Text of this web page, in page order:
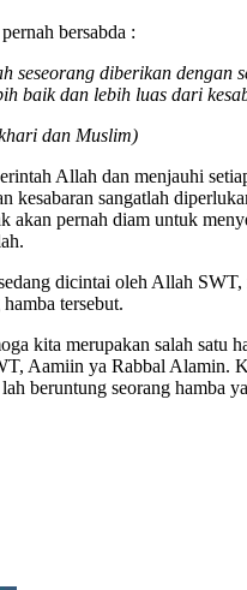
bersabda :
seseorang diberikan dengan
baik dan lebih luas dari
dan Muslim)
Allah dan menjauhi
kesabaran sangatlah
akan pernah diam untuk
dicintai oleh Allah SWT,
tersebut.
kita merupakan salah satu
Aamiin ya Rabbal Alamin.
beruntung seorang hamba